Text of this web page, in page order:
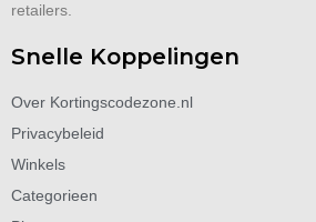
retailers.
Snelle Koppelingen
Over Kortingscodezone.nl
Privacybeleid
Winkels
Categorieen